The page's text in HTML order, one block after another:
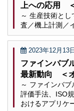
上への応用
～ 生産技術と
査／機上計測／
2023年12月13
ファインバブ
最新動向 ＜
～ ファインバ
評価手法、ISO
おけるアプリケ